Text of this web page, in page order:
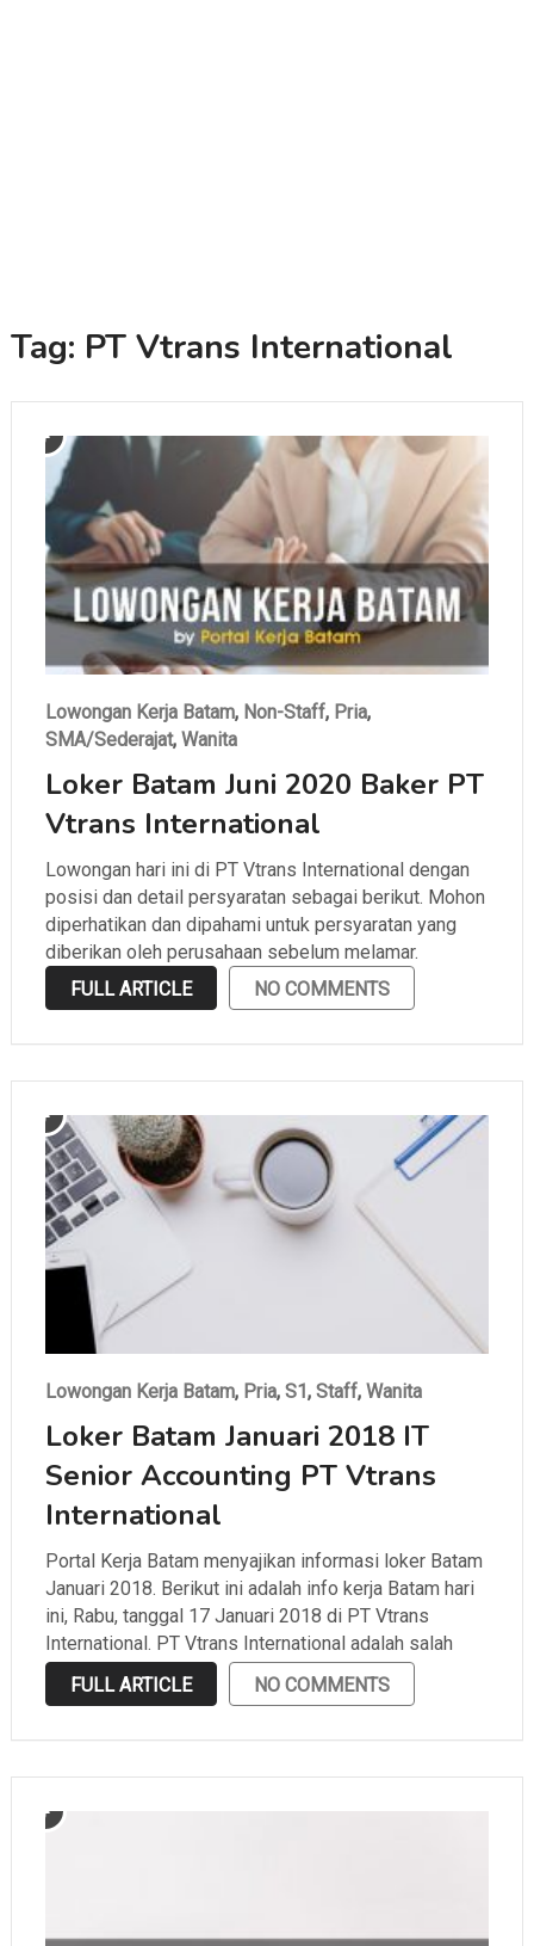
Tag: PT Vtrans International
Lowongan Kerja Batam, Non-Staff, Pria,
SMA/Sederajat, Wanita
Loker Batam Juni 2020 Baker PT
Vtrans International
Lowongan hari ini di PT Vtrans International dengan
posisi dan detail persyaratan sebagai berikut. Mohon
diperhatikan dan dipahami untuk persyaratan yang
diberikan oleh perusahaan sebelum melamar.
FULL ARTICLE
NO COMMENTS
Lowongan Kerja Batam, Pria, S1, Staff, Wanita
Loker Batam Januari 2018 IT
Senior Accounting PT Vtrans
International
Portal Kerja Batam menyajikan informasi loker Batam
Januari 2018. Berikut ini adalah info kerja Batam hari
ini, Rabu, tanggal 17 Januari 2018 di PT Vtrans
International. PT Vtrans International adalah salah
satu perusahaan yang bergerak di bidang ekspedisi
yang berlokasi di Batu Ampar. Portal Kerja Batam …
FULL ARTICLE NO COMMENTS